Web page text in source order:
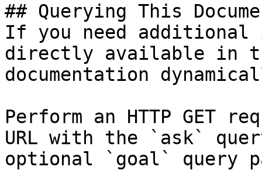
## Querying This
If you need
directly available in
documentation
Perform an HTTP GET
URL with the `ask`
optional `goal` query